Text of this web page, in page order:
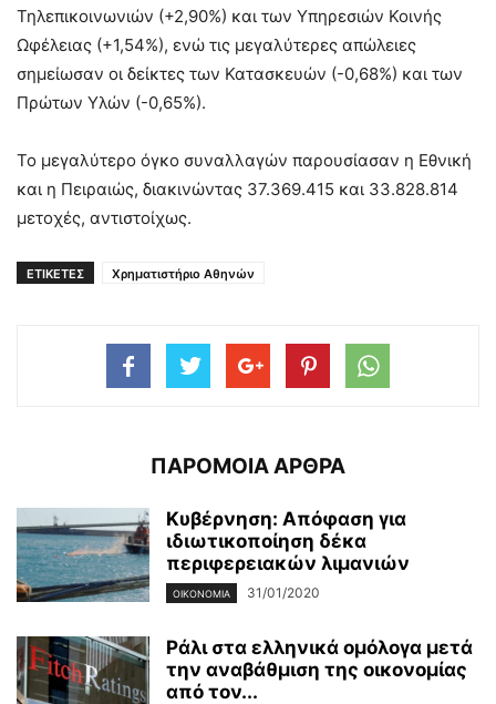
Τηλεπικοινωνιών (+2,90%) και των Υπηρεσιών Κοινής
Ωφέλειας (+1,54%), ενώ τις μεγαλύτερες απώλειες
σημείωσαν οι δείκτες των Κατασκευών (-0,68%) και των
Πρώτων Υλών (-0,65%).
Το μεγαλύτερο όγκο συναλλαγών παρουσίασαν η Εθνική
και η Πειραιώς, διακινώντας 37.369.415 και 33.828.814
μετοχές, αντιστοίχως.
ΕΤΙΚΕΤΕΣ Χρηματιστήριο Αθηνών
ΠΑΡΟΜΟΙΑ ΑΡΘΡΑ
Κυβέρνηση: Απόφαση για
ιδιωτικοποίηση δέκα
περιφερειακών λιμανιών
ΟΙΚΟΝΟΜΊΑ 31/01/2020
Ράλι στα ελληνικά ομόλογα μετά
την αναβάθμιση της οικονομίας
από τον...